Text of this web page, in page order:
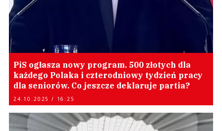
PiS ogłasza nowy program. 500 złotych dla
każdego Polaka i czterodniowy tydzień pracy
dla seniorów. Co jeszcze deklaruje partia?
24.10.2025 / 16:25